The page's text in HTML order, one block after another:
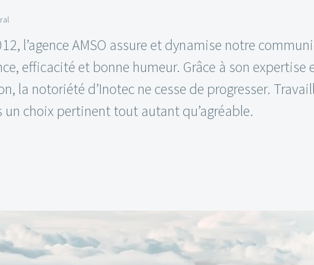
l’agence AMSO assure et dynamise notre
efficacité et bonne humeur. Grâce à son expertise
la notoriété d’Inotec ne cesse de progresser.
un choix pertinent tout autant qu’agréable.